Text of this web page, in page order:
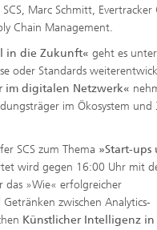
Marc Schmitt, Evertracker
Chain Management.
in die Zukunft« geht es unter
oder Standards
im digitalen Netzwerk«
im Ökosystem und
SCS zum Thema »Start-ups
wird gegen 16:00 Uhr mit
das »Wie« erfolgreicher
zwischen Analytics-
Künstlicher Intelligenz in